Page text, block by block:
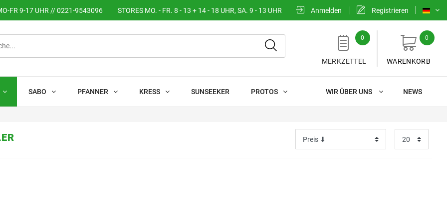
FR 9-17 UHR // 0221-9543096 STORES MO. - FR. 8 - 13 + 14 - 18 UHR, SA. 9 - 13 UHR Anmelden Registrieren
0
MERKZETTEL
0
WARENKORB
SABO PFANNER KRESS SUNSEEKER PROTOS NEWS
WIR ÜBER UNS